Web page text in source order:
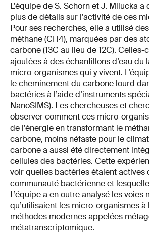
L’équipe de S. Schorn et J. Milucka
plus de détails sur l’activité de ces
Pour ses recherches, elle a utilisé
méthane (CH4), marquées par des
carbone (13C au lieu de 12C).
ajoutées à des échantillons d’eau du
micro-organismes qui y vivent.
le cheminement du carbone lourd
bactéries à l’aide d’instruments
NanoSIMS). Les chercheuses et
observer comment ces micro-
de l’énergie en transformant le
carbone, moins néfaste pour le
carbone a aussi été directement
cellules des bactéries. Cette
voir quelles bactéries étaient actives
communauté bactérienne et
L’équipe a en outre analysé les voies
qu’utilisaient les micro-organismes à
méthodes modernes appelées
métatranscriptomique.